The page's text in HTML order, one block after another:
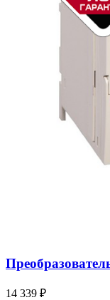
14 339 ₽